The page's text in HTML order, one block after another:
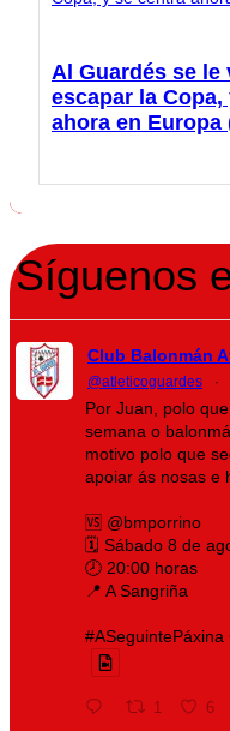
Al Guardés se le
escapar la
ahora en Europa
Síguenos
Club Balonmán
@atleticoguardes ·
Por Juan, polo
semana o
motivo polo que
apoiar ás nosas e
🆚 @bmporrino
🗓️ Sábado 8 de
🕗 20:00 horas
📍 A Sangriña
1 6